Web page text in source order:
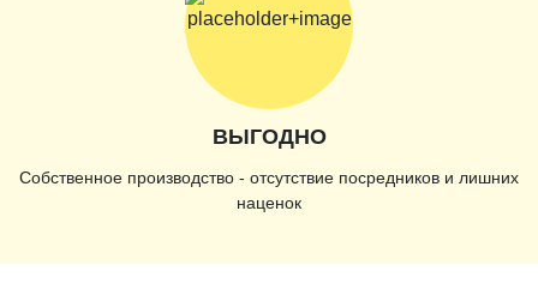
ВЫГОДНО
Собственное производство - отсутствие посредников и лишних
наценок